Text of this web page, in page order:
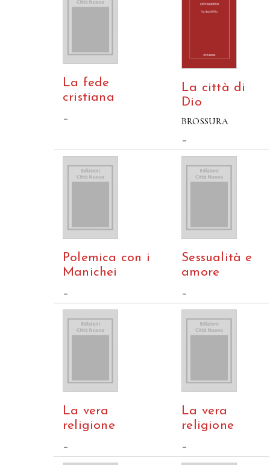
La fede
cristiana
–
La città di
Dio
BROSSURA
–
Polemica con i
Manichei
–
Sessualità e
amore
–
La vera
religione
–
La vera
religione
–